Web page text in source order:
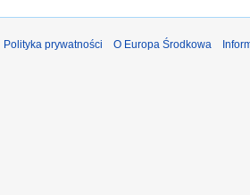
Polityka prywatności O Europa Środkowa